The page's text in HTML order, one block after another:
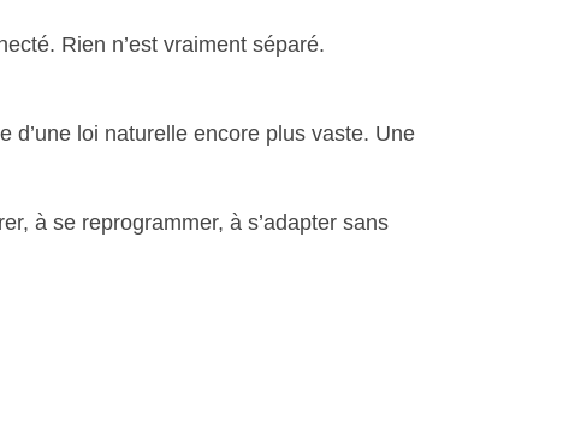
Rien n’est vraiment séparé.
d’une loi naturelle encore plus vaste. Une
à se reprogrammer, à s’adapter sans